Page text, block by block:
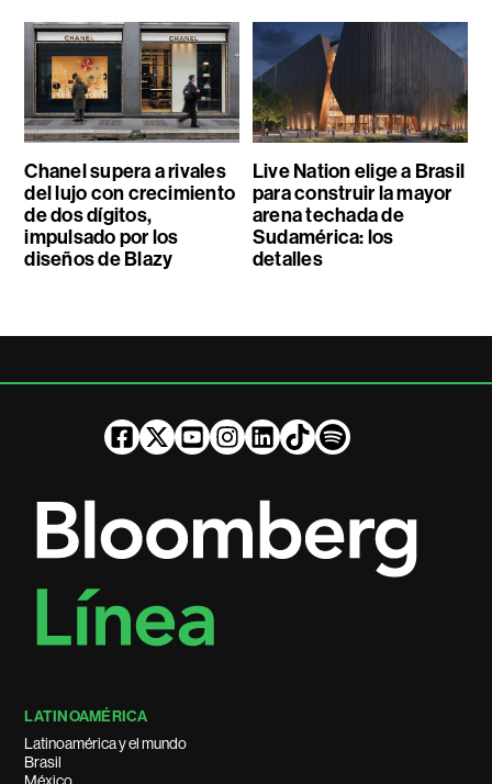
Chanel supera a rivales
del lujo con crecimiento
de dos dígitos,
impulsado por los
diseños de Blazy
Live Nation elige a Brasil
para construir la mayor
arena techada de
Sudamérica: los
detalles
LATINOAMÉRICA
Latinoamérica y el mundo
Brasil